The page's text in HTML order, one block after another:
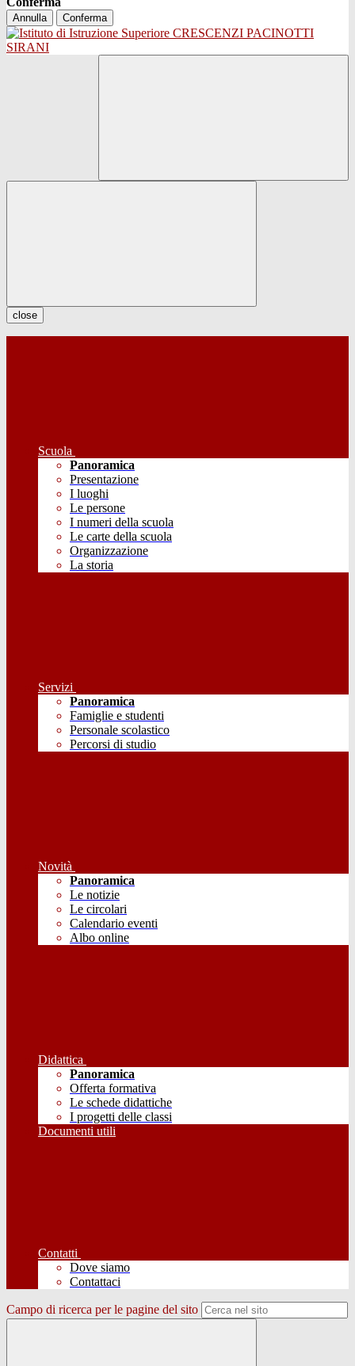
Annulla Conferma
close
Scuola
Panoramica
Presentazione
I luoghi
Le persone
I numeri della scuola
Le carte della scuola
Organizzazione
La storia
Servizi
Panoramica
Famiglie e studenti
Personale scolastico
Percorsi di studio
Novità
Panoramica
Le notizie
Le circolari
Calendario eventi
Albo online
Didattica
Panoramica
Offerta formativa
Le schede didattiche
I progetti delle classi
Documenti utili
Contatti
Dove siamo
Contattaci
Campo di ricerca per le pagine del sito